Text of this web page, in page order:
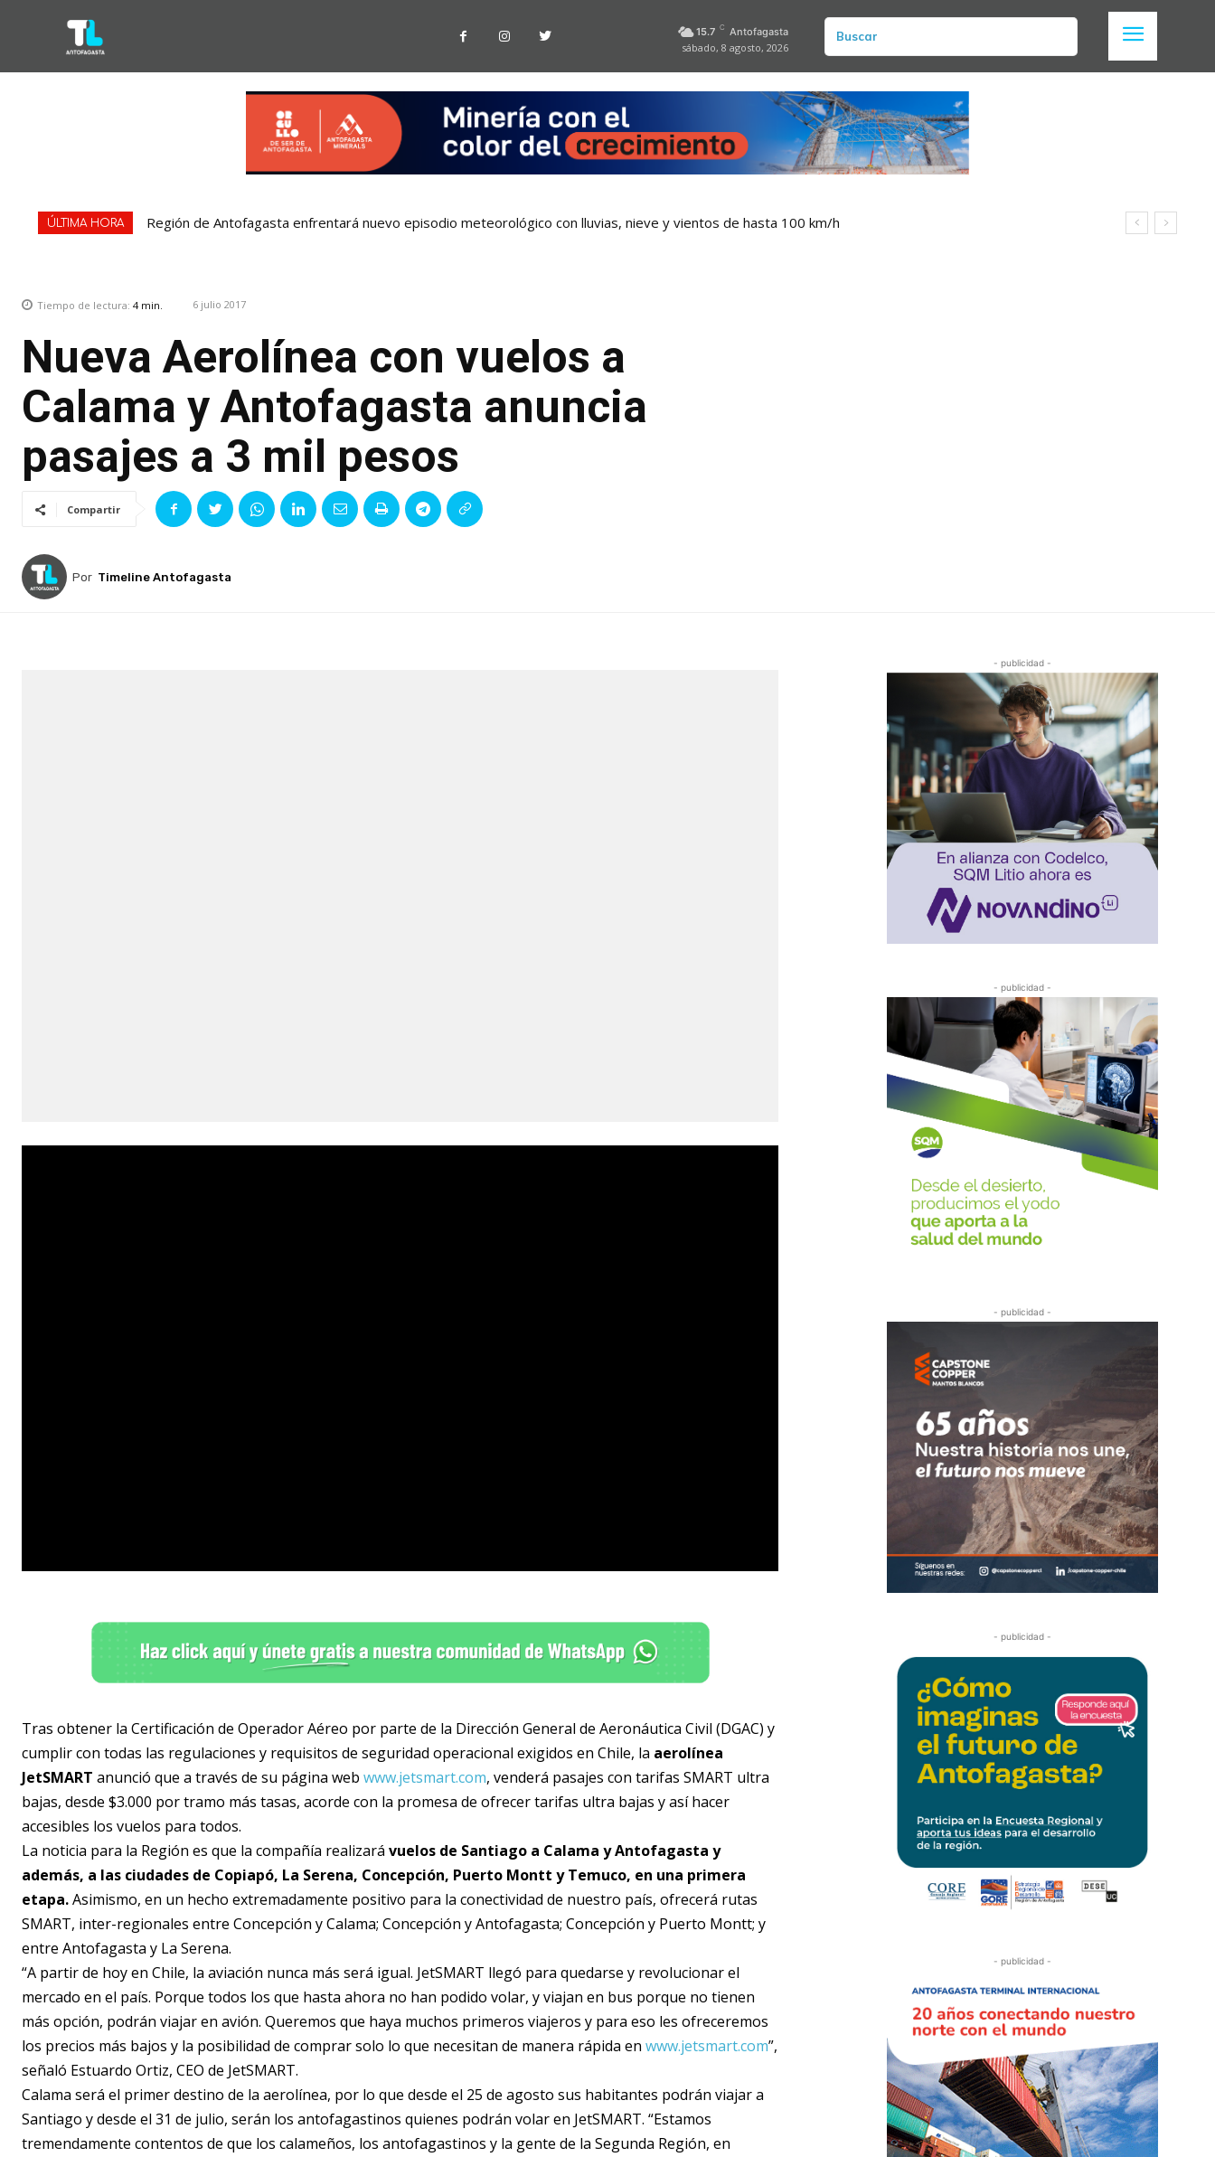
15.7 C Antofagasta
sábado, 8 agosto, 2026
Buscar
ÚLTIMA HORA Región de Antofagasta enfrentará nuevo episodio meteorológico con lluvias, nieve y vientos de hasta 100 km/h
Tiempo de lectura: 4min. 6 julio 2017
Nueva Aerolínea con vuelos a
Calama y Antofagasta anuncia
pasajes a 3 mil pesos
Compartir
Por Timeline Antofagasta
Tras obtener la Certificación de Operador Aéreo por parte de la Dirección General de Aeronáutica Civil (DGAC) y
cumplir con todas las regulaciones y requisitos de seguridad operacional exigidos en Chile, la aerolínea
JetSMART anunció que a través de su página web www.jetsmart.com, venderá pasajes con tarifas SMART ultra
bajas, desde $3.000 por tramo más tasas, acorde con la promesa de ofrecer tarifas ultra bajas y así hacer
accesibles los vuelos para todos.
La noticia para la Región es que la compañía realizará vuelos de Santiago a Calama y Antofagasta y
además, a las ciudades de Copiapó, La Serena, Concepción, Puerto Montt y Temuco, en una primera
etapa.Asimismo, en un hecho extremadamente positivo para la conectividad de nuestro país, ofrecerá rutas
SMART, inter-regionales entre Concepción y Calama; Concepción y Antofagasta; Concepción y Puerto Montt; y
entre Antofagasta y La Serena.
“A partir de hoy en Chile, la aviación nunca más será igual. JetSMART llegó para quedarse y revolucionar el
mercado en el país. Porque todos los que hasta ahora no han podido volar, y viajan en bus porque no tienen
más opción, podrán viajar en avión. Queremos que haya muchos primeros viajeros y para eso les ofreceremos
los precios más bajos y la posibilidad de comprar solo lo que necesitan de manera rápida en www.jetsmart.com”,
señaló Estuardo Ortiz, CEO de JetSMART.
Calama será el primer destino de la aerolínea, por lo que desde el 25 de agosto sus habitantes podrán viajar a
Santiago y desde el 31 de julio, serán los antofagastinos quienes podrán volar en JetSMART. “Estamos
tremendamente contentos de que los calameños, los antofagastinos y la gente de la Segunda Región, en
- publicidad -
- publicidad -
- publicidad -
- publicidad -
- publicidad -